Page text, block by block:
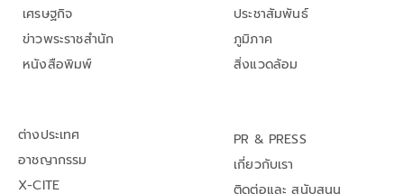
เศรษฐกิจ
ข่าวพระราชสำนัก
หนังสือพิมพ์
ประชาสัมพันธ์
ภูมิภาค
สิ่งแวดล้อม
ต่างประเทศ
อาชญากรรม
X-CITE
PR & PRESS
เกี่ยวกับเรา
ติดต่อและ สนับสนุน